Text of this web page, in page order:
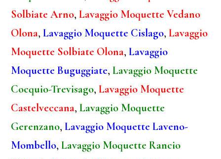
Solbiate Arno,Lavaggio Moquette Vedano
Olona,Lavaggio Moquette Cislago,Lavaggio
Moquette Solbiate Olona,Lavaggio
Moquette Buguggiate,Lavaggio Moquette
Cocquio-Trevisago,Lavaggio Moquette
Castelveccana,Lavaggio Moquette
Gerenzano,Lavaggio Moquette Laveno-
Mombello,Lavaggio Moquette Rancio